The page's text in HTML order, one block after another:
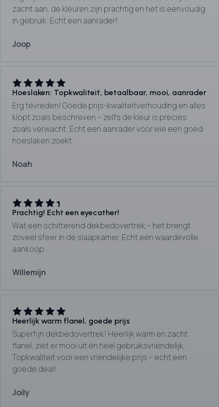
zacht aan, de kleuren zijn prachtig en het is eenvoudig
in gebruik. Echt een aanrader!
Joop
Hoeslaken: Topkwaliteit, betaalbaar, mooi, aanrader
Erg tevreden! Goede prijs-kwaliteitverhouding en alles
klopt zoals beschreven – zelfs de kleur is precies
zoals verwacht. Echt een aanrader voor wie een goed
hoeslaken zoekt.
Noah
Prachtig! Echt een eyecather!
Wat een schitterend dekbedovertrek – het brengt
zoveel sfeer in de slaapkamer. Echt een waardevolle
aankoop
Willemijn
Heerlijk warm flanel, goede prijs
Superfijn dekbedovertrek! Heerlijk warm en zacht
flanel, ziet er mooi uit én heel gebruiksvriendelijk.
Topkwaliteit voor een vriendelijke prijs – echt een
goede deal!
Joily